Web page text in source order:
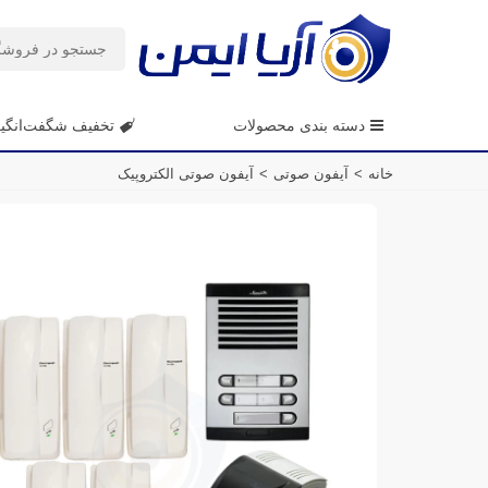
دسته بندی محصولات تخفیف
خانه > آیفون صوتی > آیفون صوتی الکتروپیک